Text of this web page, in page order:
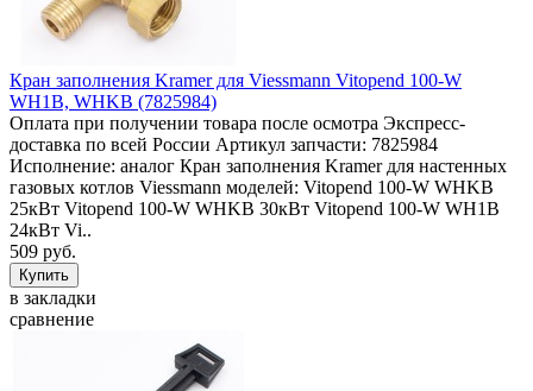
Кран заполнения Kramer для Viessmann Vitopend 100-W
WH1B, WHKB (7825984)
Оплата при получении товара после осмотра Экспресс-
доставка по всей России Артикул запчасти: 7825984
Исполнение: аналог Кран заполнения Kramer для настенных
газовых котлов Viessmann моделей: Vitopend 100-W WHKB
25кВт Vitopend 100-W WHKB 30кВт Vitopend 100-W WH1B
24кВт Vi..
509 руб.
в закладки
сравнение